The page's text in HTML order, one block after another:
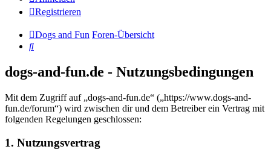
Registrieren
Dogs and Fun Foren-Übersicht
Suche
dogs-and-fun.de - Nutzungsbedingungen
Mit dem Zugriff auf „dogs-and-fun.de“ („https://www.dogs-and-
fun.de/forum“) wird zwischen dir und dem Betreiber ein Vertrag mit
folgenden Regelungen geschlossen:
1. Nutzungsvertrag